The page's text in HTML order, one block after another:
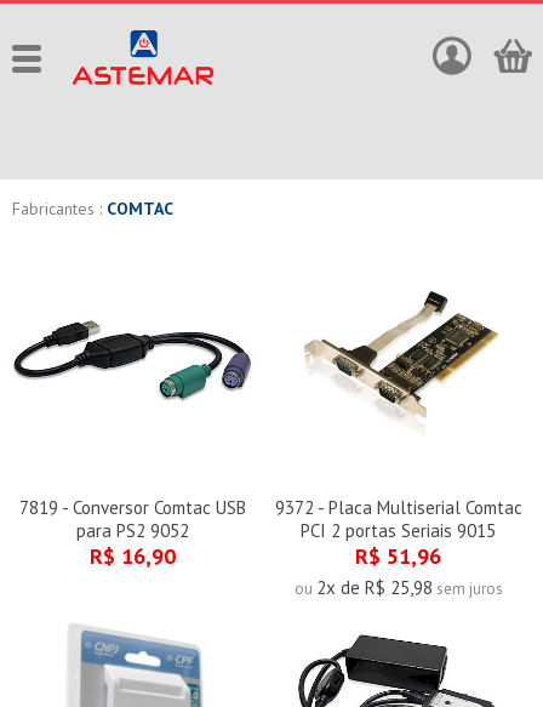
Fabricantes : COMTAC
7819 - Conversor Comtac USB
para PS2 9052
R$ 16,90
9372 - Placa Multiserial Comtac
PCI 2 portas Seriais 9015
R$ 51,96
ou 2x de R$ 25,98 sem juros